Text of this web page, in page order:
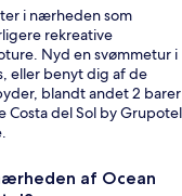
i nærheden som
rekreative
Nyd en svømmetur i
eller benyt dig af de
blandt andet 2 barer
Costa del Sol by Grupotel
af Ocean